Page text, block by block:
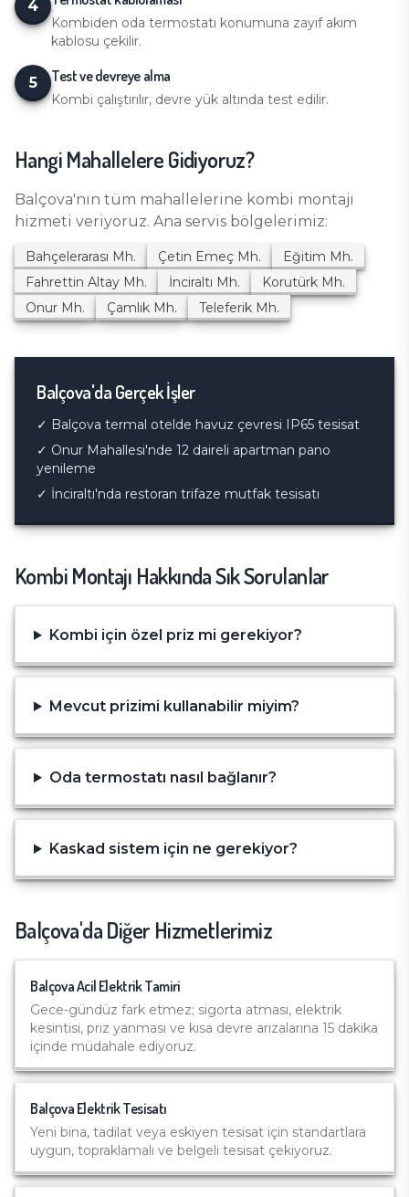
4
Kombiden oda termostatı konumuna zayıf akım
kablosu çekilir.
5 Test ve devreye alma
Kombi çalıştırılır, devre yük altında test edilir.
Hangi Mahallelere Gidiyoruz?
Balçova'nın tüm mahallelerine kombi montajı
hizmeti veriyoruz. Ana servis bölgelerimiz:
Bahçelerarası Mh. Çetin Emeç Mh. Eğitim Mh.
Fahrettin Altay Mh. İnciraltı Mh. Korutürk Mh.
Onur Mh. Çamlık Mh. Teleferik Mh.
Balçova'da Gerçek İşler
✓ Balçova termal otelde havuz çevresi IP65 tesisat
✓ Onur Mahallesi'nde 12 daireli apartman pano
yenileme
✓ İnciraltı'nda restoran trifaze mutfak tesisatı
Kombi Montajı Hakkında Sık Sorulanlar
Kombi için özel priz mi gerekiyor?
Mevcut prizimi kullanabilir miyim?
Oda termostatı nasıl bağlanır?
Kaskad sistem için ne gerekiyor?
Balçova'da Diğer Hizmetlerimiz
BalçovaAcil Elektrik Tamiri
Gece-gündüz fark etmez; sigorta atması, elektrik
kesintisi, priz yanması ve kısa devre arızalarına 15 dakika
içinde müdahale ediyoruz.
Balçova Elektrik Tesisatı
Yeni bina, tadilat veya eskiyen tesisat için standartlara
uygun, topraklamalı ve belgeli tesisat çekiyoruz.